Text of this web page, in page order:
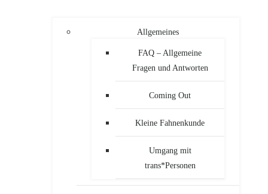
Allgemeines
FAQ – Allgemeine
Fragen und Antworten
Coming Out
Kleine Fahnenkunde
Umgang mit
trans*Personen